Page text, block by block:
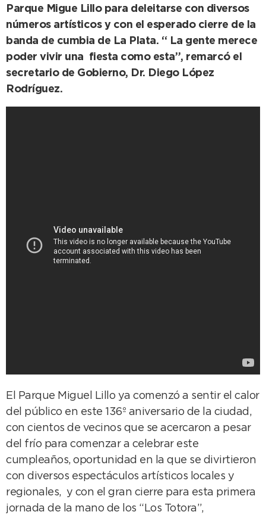
Parque Migue Lillo para deleitarse con diversos
números artísticos y con el esperado cierre de la
banda de cumbia de La Plata. “ La gente merece
poder vivir una fiesta como esta”, remarcó el
secretario de Gobierno, Dr. Diego López
Rodríguez.
El Parque Miguel Lillo ya comenzó a sentir el calor
del público en este 136º aniversario de la ciudad,
con cientos de vecinos que se acercaron a pesar
del frío para comenzar a celebrar este
cumpleaños, oportunidad en la que se divirtieron
con diversos espectáculos artísticos locales y
regionales, y con el gran cierre para esta primera
jornada de la mano de los “Los Totora”,